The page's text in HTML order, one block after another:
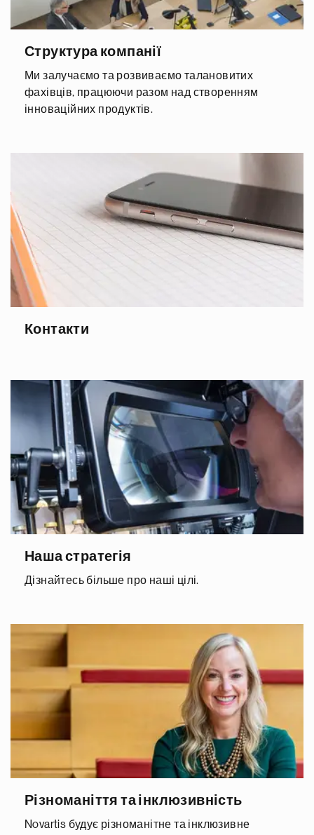
Структура компанії
Ми залучаємо та розвиваємо талановитих
фахівців, працюючи разом над створенням
інноваційних продуктів.
Контакти
Наша стратегія
Дізнайтесь більше про наші цілі.
Різноманіття та інклюзивність
Novartis будує різноманітне та інклюзивне